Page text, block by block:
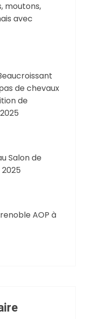
moutons,
avec
de chevaux
de
Salon de
AOP à